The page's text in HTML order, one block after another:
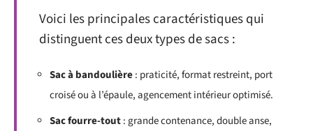
Voici les principales caractéristiques qui
distinguent ces deux types de sacs :
Sac à bandoulière: praticité, format restreint, port
croisé ou à l’épaule, agencement intérieur optimisé.
Sac fourre-tout: grande contenance, double anse,